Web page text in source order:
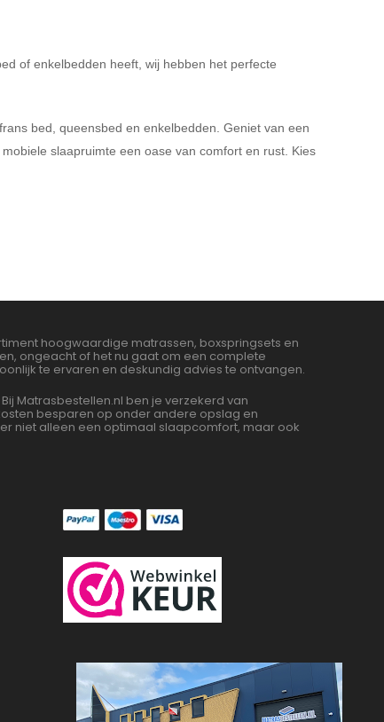
of enkelbedden heeft, wij hebben het perfecte
bed, queensbed en enkelbedden. Geniet van een
slaapruimte een oase van comfort en rust. Kies
hoogwaardige matrassen, boxspringsets en
ongeacht of het nu gaat om een complete
te ervaren en deskundig advies te ontvangen.
Matrasbestellen.nl ben je verzekerd van
besparen op onder andere opslag en
niet alleen een optimaal slaapcomfort, maar ook